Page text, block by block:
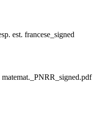
est. francese_signed